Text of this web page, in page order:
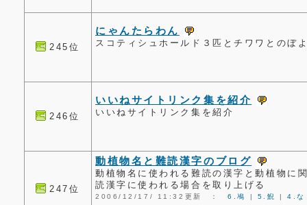
245位
にゃんたらわん
スコティシュホールド３匹とチワワとのぼ
246位
いいねサイトリンク集を紹介
いいねサイトリンク集を紹介
247位
動植物名と難読漢字のブログ
動植物名に使われる難読の漢字と動植物に
読漢字に使われる場合を取り上げる
2006/12/17/ 11:32更新 ：6.鳰 | 5.鯢 |4.な